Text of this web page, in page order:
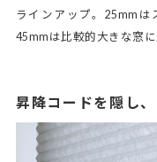
ラインアップ。25mmは
45mmは比較的大きな窓に
昇降コードを隠し